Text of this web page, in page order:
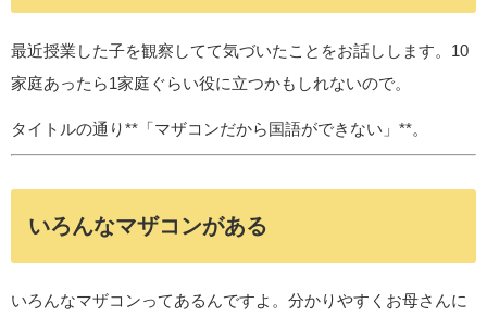
最近授業した子を観察してて気づいたことをお話しします。10
家庭あったら1家庭ぐらい役に立つかもしれないので。
タイトルの通り**「マザコンだから国語ができない」**。
いろんなマザコンがある
いろんなマザコンってあるんですよ。分かりやすくお母さんに